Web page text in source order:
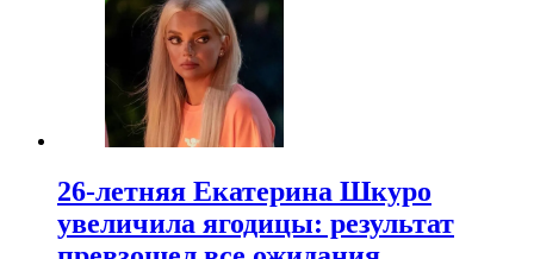
26-летняя Екатерина Шкуро
увеличила ягодицы: результат